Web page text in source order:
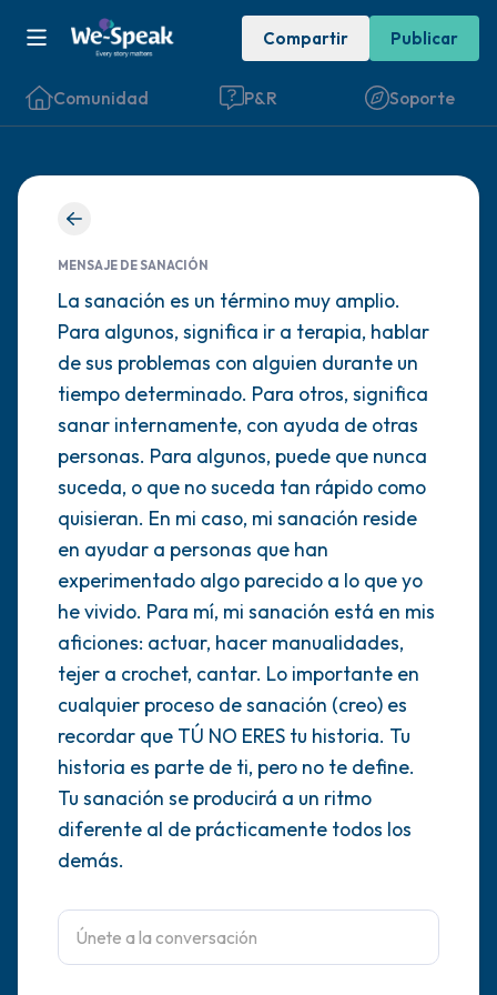
Compartir Publicar
Comunidad P&R Soporte
MENSAJE DE SANACIÓN
La sanación es un término muy amplio.
Para algunos, significa ir a terapia, hablar
de sus problemas con alguien durante un
tiempo determinado. Para otros, significa
sanar internamente, con ayuda de otras
personas. Para algunos, puede que nunca
suceda, o que no suceda tan rápido como
quisieran. En mi caso, mi sanación reside
en ayudar a personas que han
experimentado algo parecido a lo que yo
he vivido. Para mí, mi sanación está en mis
aficiones: actuar, hacer manualidades,
tejer a crochet, cantar. Lo importante en
cualquier proceso de sanación (creo) es
recordar que TÚ NO ERES tu historia. Tu
historia es parte de ti, pero no te define.
Tu sanación se producirá a un ritmo
diferente al de prácticamente todos los
demás.
Encuentra un lugar cómodo para sentarte.
Cierra los ojos suavemente y respira
profundamente un par de veces: inhala por
la nariz (cuenta hasta 3), exhala por la
boca (cuenta hasta 3). Ahora abre los ojos
y mira a tu alrededor. Nombra lo siguiente
en voz alta:
5 – cosas que puedes ver (puedes mirar
dentro de la habitación y por la ventana)
4 – cosas que puedes sentir (¿qué hay
frente a ti que puedas tocar?)
3 – cosas que puedes oír
2 – cosas que puedes oler
1 – cosa que te gusta de ti mismo.
Respira hondo para terminar.